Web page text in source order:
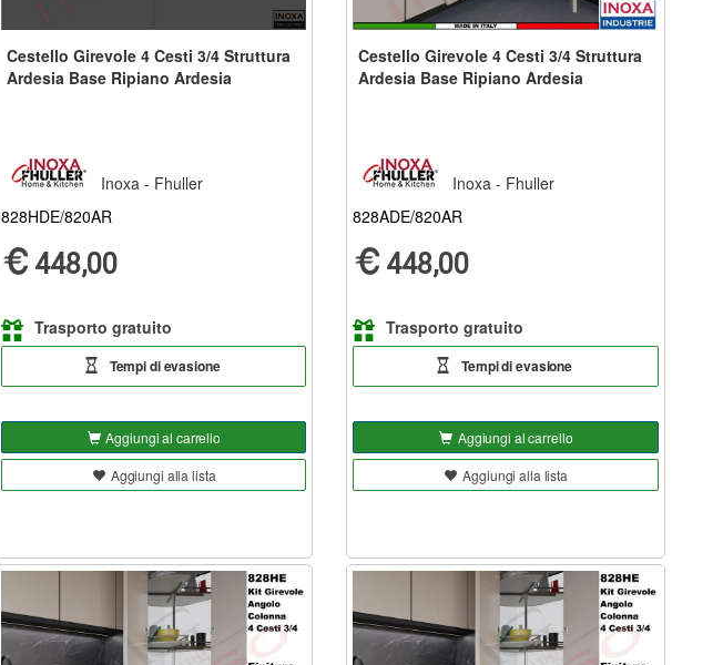
Cestello Girevole 4 Cesti 3/4 Struttura
Ardesia Base Ripiano Ardesia
Inoxa - Fhuller
828HDE/820AR
448,00
Trasporto gratuito
Tempi di evasione
Aggiungi al carrello
Aggiungi alla lista
Cestello Girevole 4 Cesti 3/4 Struttura
Ardesia Base Ripiano Ardesia
Inoxa - Fhuller
828ADE/820AR
448,00
Trasporto gratuito
Tempi di evasione
Aggiungi al carrello
Aggiungi alla lista